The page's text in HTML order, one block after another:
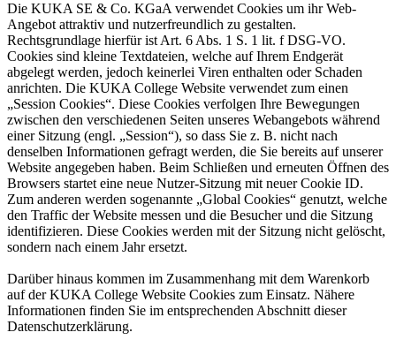
Die KUKA SE & Co. KGaA verwendet Cookies um ihr Web-
Angebot attraktiv und nutzerfreundlich zu gestalten.
Rechtsgrundlage hierfür ist Art. 6 Abs. 1 S. 1 lit. f DSG-VO.
Cookies sind kleine Textdateien, welche auf Ihrem Endgerät
abgelegt werden, jedoch keinerlei Viren enthalten oder Schaden
anrichten. Die KUKA College Website verwendet zum einen
„Session Cookies“. Diese Cookies verfolgen Ihre Bewegungen
zwischen den verschiedenen Seiten unseres Webangebots während
einer Sitzung (engl. „Session“), so dass Sie z. B. nicht nach
denselben Informationen gefragt werden, die Sie bereits auf unserer
Website angegeben haben. Beim Schließen und erneuten Öffnen des
Browsers startet eine neue Nutzer-Sitzung mit neuer Cookie ID.
Zum anderen werden sogenannte „Global Cookies“ genutzt, welche
den Traffic der Website messen und die Besucher und die Sitzung
identifizieren. Diese Cookies werden mit der Sitzung nicht gelöscht,
sondern nach einem Jahr ersetzt.
Darüber hinaus kommen im Zusammenhang mit dem Warenkorb
auf der KUKA College Website Cookies zum Einsatz. Nähere
Informationen finden Sie im entsprechenden Abschnitt dieser
Datenschutzerklärung.